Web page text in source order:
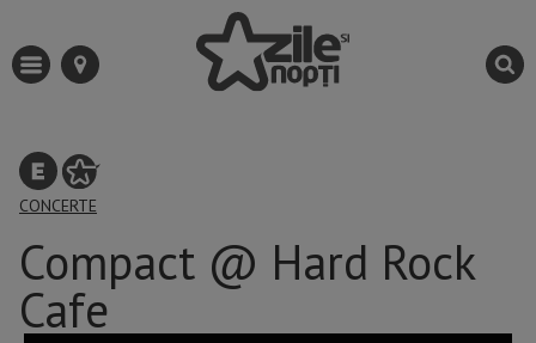
CONCERTE
Compact @ Hard Rock
Cafe